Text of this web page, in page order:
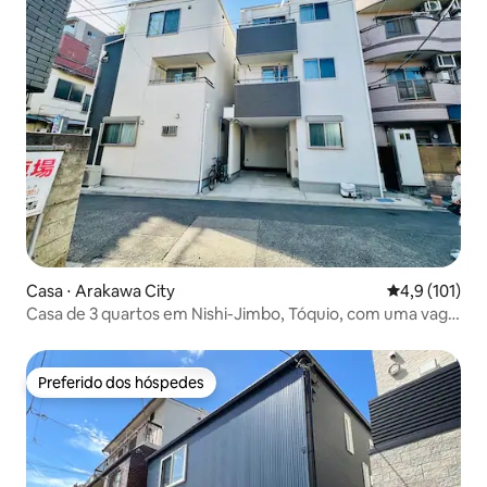
Casa ⋅ Arakawa City 4,9 de uma
4,9 (101)
Casa de 3 quartos em Nishi-Jimbo, Tóquio, com uma vaga
Preferido dos hóspedes
Preferido dos hóspedes